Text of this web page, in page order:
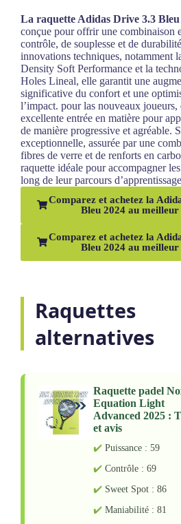
La raquette Adidas Drive 3.3 Bleu
conçue pour offrir une combinaison
contrôle, de souplesse et de
innovations techniques, notamment
Density Soft Performance et la
Holes Lineal, elle garantit une
significative du confort et une
l’impact. pour las nouveaux joueurs,
excellente entrée en matière pour
de manière progressive et agréable.
exceptionnelle, assurée par une
fibres de verre et de renforts en
raquette idéale pour accompagner
long de leur parcours
Comparez et achetez la
Bleu 2024 au
Comparez et achetez la
Bleu 2024 au
Raquettes
alternatives
Raquette padel
Equation Light
Advanced 2025 :
et avis
Puissance : 59
Contrôle : 69
Sweet Spot : 86
Maniabilité : 81